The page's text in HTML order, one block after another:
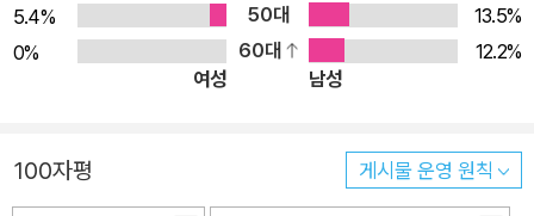
한 사회변동을 경험했다는 점에서 그렇고, 큰 폭의 사회변동 속에
서 주택정책의 변화를 관찰할 수도 있기 때문이다. 한편 독일은
‘임차인의 민족’이라고 불릴 만큼 자가 보유와 임대가 균형을 이
한 메르켈 총리가 2005년 기준, 임대료 20유로였던 건물에서 1
6년 동안 거주했을 정도이다. 비결은 무엇이었을까? 독일 제국,
5.4%
50대
13.5%
0%
60대
12.2%
여성
남성
100자평 게시물 운영 원칙